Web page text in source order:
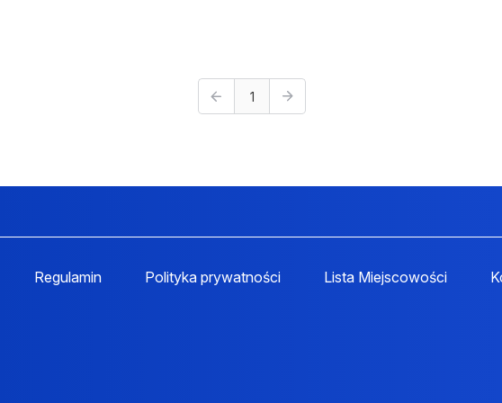
1
Regulamin Polityka prywatności Lista Miejscowości